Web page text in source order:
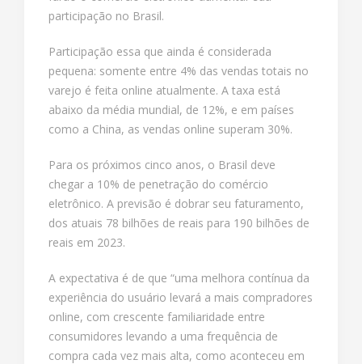
participação no Brasil.
Participação essa que ainda é considerada
pequena: somente entre 4% das vendas totais no
varejo é feita online atualmente. A taxa está
abaixo da média mundial, de 12%, e em países
como a China, as vendas online superam 30%.
Para os próximos cinco anos, o Brasil deve
chegar a 10% de penetração do comércio
eletrônico. A previsão é dobrar seu faturamento,
dos atuais 78 bilhões de reais para 190 bilhões de
reais em 2023.
A expectativa é de que “uma melhora contínua da
experiência do usuário levará a mais compradores
online, com crescente familiaridade entre
consumidores levando a uma frequência de
compra cada vez mais alta, como aconteceu em